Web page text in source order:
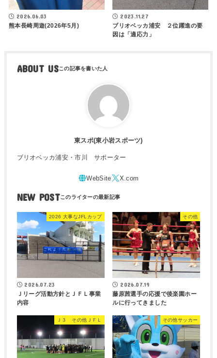
2026.06.03
熊本長崎周遊(2026年5月)
2023.11.27
ブリオベッカ浦安 ２位躍進の要
因は「適応力」
ABOUT US
東スポ(東小岩スポーツ)
ブリオベッカ浦安・市川 サポーター
NEW POST
2026 大事なJFLカップ
2026.07.23
Ｊリーグ活動方針とＪＦＬ事業
内容
その他
2026.07.19
藤原茜選手の応援で後楽園ホー
ルに行ってきました
Ｊ３ その他ＪＦＬ その他サッカー